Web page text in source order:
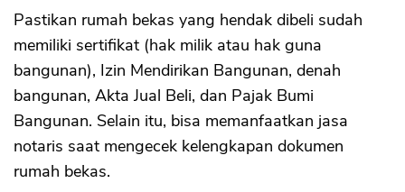
Pastikan rumah bekas yang hendak dibeli sudah
memiliki sertifikat (hak milik atau hak guna
bangunan), Izin Mendirikan Bangunan, denah
bangunan, Akta Jual Beli, dan Pajak Bumi
Bangunan. Selain itu, bisa memanfaatkan jasa
notaris saat mengecek kelengkapan dokumen
rumah bekas.